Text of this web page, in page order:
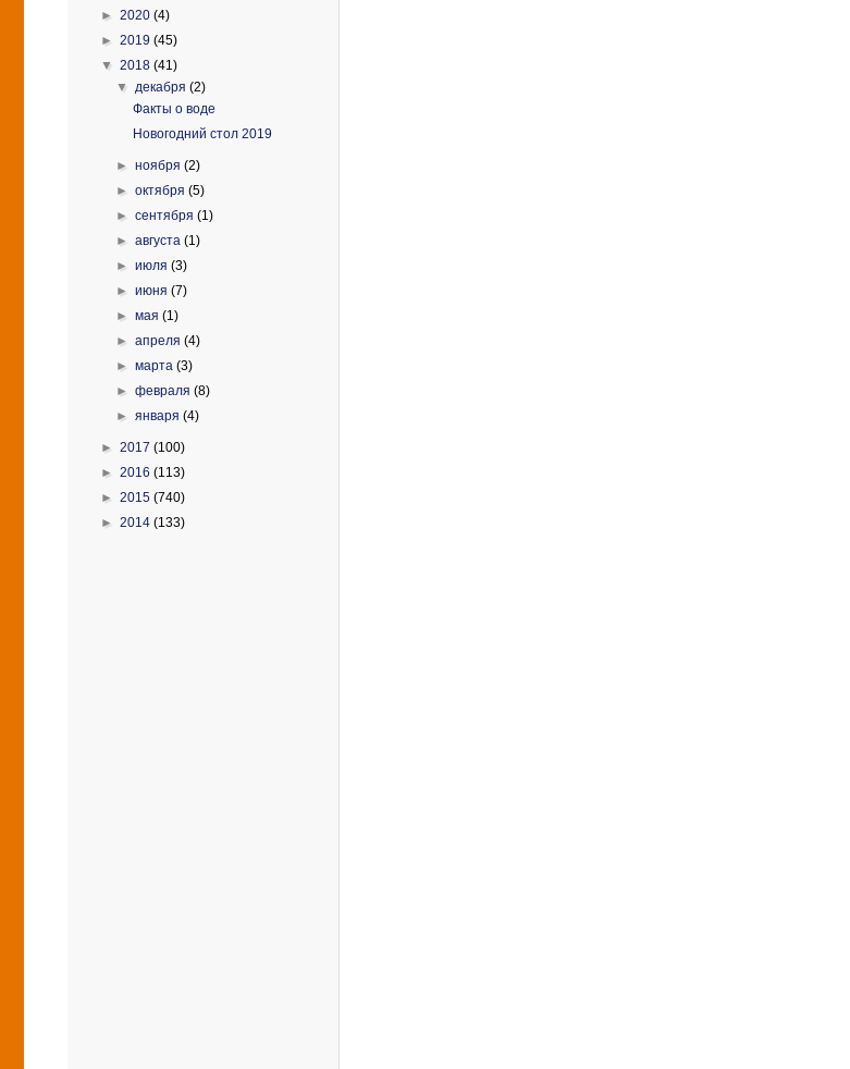
► 2020 (4)
► 2019 (45)
▼ 2018 (41)
▼ декабря(2)
Факты о воде
Новогодний стол 2019
►ноября(2)
►октября(5)
►сентября(1)
►августа(1)
►июля(3)
►июня(7)
►мая(1)
►апреля(4)
►марта(3)
►февраля(8)
►января(4)
► 2017 (100)
► 2016 (113)
► 2015 (740)
► 2014 (133)